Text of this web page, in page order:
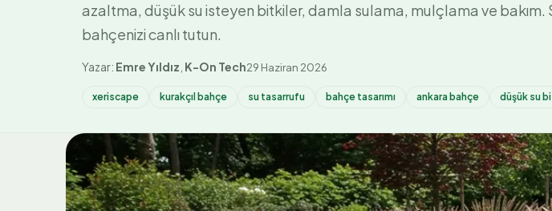
azaltma, düşük su isteyen bitkiler, damla sulama, mulçlama ve bakım.
bahçenizi canlı tutun.
Yazar: Emre Yıldız K-On Tech29 Haziran 2026
xeriscape kurakçıl bahçe su tasarrufu bahçe tasarımı ankara bahçe düşük su